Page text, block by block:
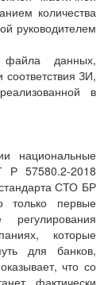
количества
руководителем
файла данных,
соответствия ЗИ,
в
национальные
57580.2-2018
СТО БР
первые
которые
для банков,
что со
фактически